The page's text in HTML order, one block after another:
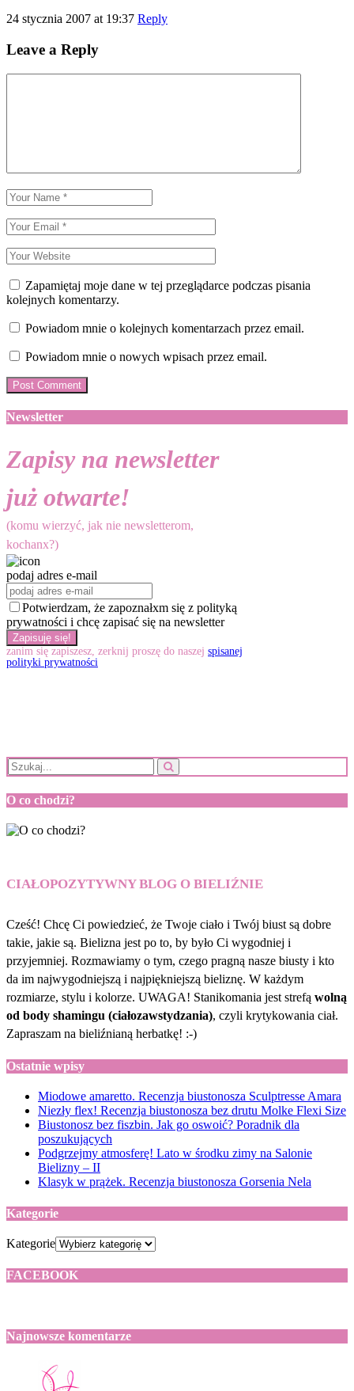
24 stycznia 2007 at 19:37 Reply
Leave a Reply
Zapamiętaj moje dane w tej przeglądarce podczas pisania
kolejnych komentarzy.
Powiadom mnie o kolejnych komentarzach przez email.
Powiadom mnie o nowych wpisach przez email.
Newsletter
Zapisy na newsletter
już otwarte!
(komu wierzyć, jak nie newsletterom,
kochanx?)
podaj adres e-mail
Potwierdzam, że zapoznałxm się z polityką
prywatności i chcę zapisać się na newsletter
zanim się zapiszesz, zerknij proszę do naszej spisanej
polityki prywatności
O co chodzi?
CIAŁOPOZYTYWNY BLOG O BIELIŹNIE
Cześć! Chcę Ci powiedzieć, że Twoje ciało i Twój biust są dobre
takie, jakie są. Bielizna jest po to, by było Ci wygodniej i
przyjemniej. Rozmawiamy o tym, czego pragną nasze biusty i kto
da im najwygodniejszą i najpiękniejszą bieliznę. W każdym
rozmiarze, stylu i kolorze. UWAGA! Stanikomania jest strefą wolną
od body shamingu (ciałozawstydzania), czyli krytykowania ciał.
Zapraszam na bieliźnianą herbatkę! :-)
Ostatnie wpisy
Miodowe amaretto. Recenzja biustonosza Sculptresse Amara
Niezły flex! Recenzja biustonosza bez drutu Molke Flexi Size
Biustonosz bez fiszbin. Jak go oswoić? Poradnik dla
poszukujących
Podgrzejmy atmosferę! Lato w środku zimy na Salonie
Bielizny – II
Klasyk w prążek. Recenzja biustonosza Gorsenia Nela
Kategorie
Kategorie
FACEBOOK
Najnowsze komentarze